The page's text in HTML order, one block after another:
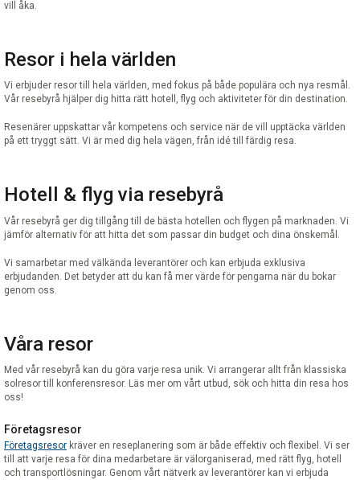
vill åka.
Resor i hela världen
Vi erbjuder resor till hela världen, med fokus på både populära och nya resmål.
Vår resebyrå hjälper dig hitta rätt hotell, flyg och aktiviteter för din destination.
Resenärer uppskattar vår kompetens och service när de vill upptäcka världen
på ett tryggt sätt. Vi är med dig hela vägen, från idé till färdig resa.
Hotell & flyg via resebyrå
Vår resebyrå ger dig tillgång till de bästa hotellen och flygen på marknaden. Vi
jämför alternativ för att hitta det som passar din budget och dina önskemål.
Vi samarbetar med välkända leverantörer och kan erbjuda exklusiva
erbjudanden. Det betyder att du kan få mer värde för pengarna när du bokar
genom oss.
Våra resor
Med vår resebyrå kan du göra varje resa unik. Vi arrangerar allt från klassiska
solresor till konferensresor. Läs mer om vårt utbud, sök och hitta din resa hos
oss!
Företagsresor
Företagsresor kräver en reseplanering som är både effektiv och flexibel. Vi ser
till att varje resa för dina medarbetare är välorganiserad, med rätt flyg, hotell
och transportlösningar. Genom vårt nätverk av leverantörer kan vi erbjuda